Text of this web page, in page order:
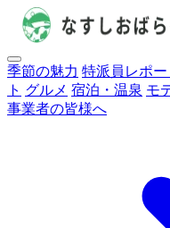
季節の魅力 特派員レポー
ト グルメ 宿泊・温泉 モ
事業者の皆様へ